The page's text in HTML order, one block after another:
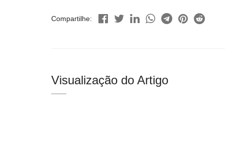
Compartilhe:
Visualização do Artigo